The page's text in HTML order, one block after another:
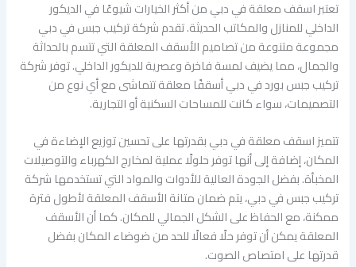
تعتبر اسقف معلقة في دبي من أكثر الخيارات شيوعًا في الديكور
الداخلي للمنازل والمكاتب الحديثة. تقدم شركة تركيب جبس في دبي
مجموعة متنوعة من تصاميم الأسقف المعلقة التي تتسم بالحداثة
والجمال، مما يضيف لمسة فاخرة وعصرية للديكور الداخلي. توفر شركة
تركيب جبس بورد في دبي أسقفًا معلقة تتماشى مع أي نوع من
التصميمات، سواء كانت للمساحات السكنية أو التجارية.
تتميز اسقف معلقة في دبي بقدرتها على تحسين توزيع الإضاءة في
المكان، إضافة إلى أنها توفر حلولًا عملية لمخارج الكهرباء والتوصيلات
المخبأة. بفضل الجودة العالية للأدوات والمواد التي تستخدمها شركة
تركيب جبس في دبي، يتم ضمان متانة الأسقف المعلقة لأطول فترة
ممكنة، مع الحفاظ على الشكل الجمالي للمكان. كما أن الأسقف
المعلقة يمكن أن توفر حلًا فعالًا للحد من ضوضاء المكان بفضل
قدرتها على امتصاص الصوت.